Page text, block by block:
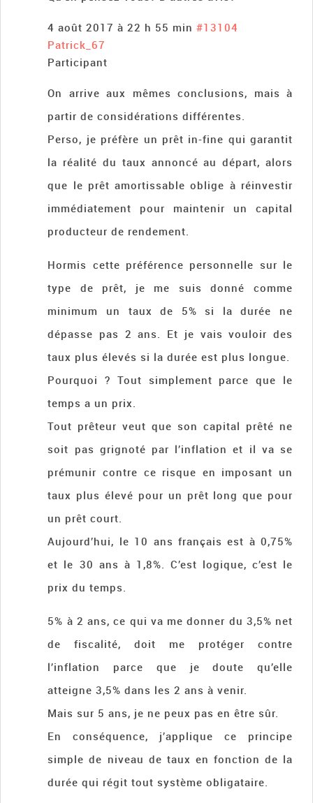
4 août 2017 à 22 h 55 min #13104
Patrick_67
Participant
On arrive aux mêmes conclusions, mais à
partir de considérations différentes.
Perso, je préfère un prêt in-fine qui garantit
la réalité du taux annoncé au départ, alors
que le prêt amortissable oblige à réinvestir
immédiatement pour maintenir un capital
producteur de rendement.
Hormis cette préférence personnelle sur le
type de prêt, je me suis donné comme
minimum un taux de 5% si la durée ne
dépasse pas 2 ans. Et je vais vouloir des
taux plus élevés si la durée est plus longue.
Pourquoi ? Tout simplement parce que le
temps a un prix.
Tout prêteur veut que son capital prêté ne
soit pas grignoté par l’inflation et il va se
prémunir contre ce risque en imposant un
taux plus élevé pour un prêt long que pour
un prêt court.
Aujourd’hui, le 10 ans français est à 0,75%
et le 30 ans à 1,8%. C’est logique, c’est le
prix du temps.
5% à 2 ans, ce qui va me donner du 3,5% net
de fiscalité, doit me protéger contre
l’inflation parce que je doute qu’elle
atteigne 3,5% dans les 2 ans à venir.
Mais sur 5 ans, je ne peux pas en être sûr.
En conséquence, j’applique ce principe
simple de niveau de taux en fonction de la
durée qui régit tout système obligataire.